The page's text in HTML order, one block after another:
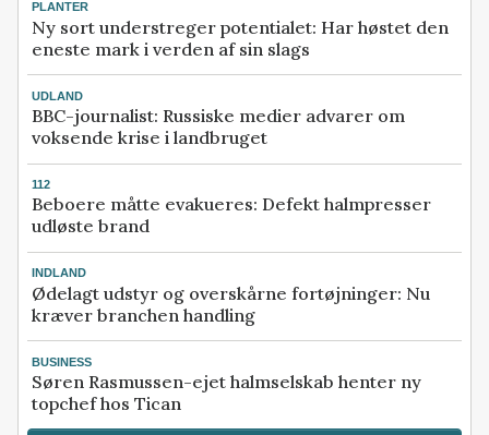
PLANTER
Ny sort understreger potentialet: Har høstet den
eneste mark i verden af sin slags
UDLAND
BBC-journalist: Russiske medier advarer om
voksende krise i landbruget
112
Beboere måtte evakueres: Defekt halmpresser
udløste brand
INDLAND
Ødelagt udstyr og overskårne fortøjninger: Nu
kræver branchen handling
BUSINESS
Søren Rasmussen-ejet halmselskab henter ny
topchef hos Tican